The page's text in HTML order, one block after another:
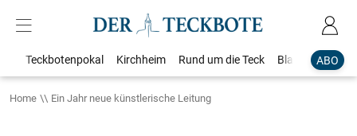
ABO
Teckbotenpokal Kirchheim Rund um die Teck Blaulicht
Home Ein Jahr neue künstlerische Leitung